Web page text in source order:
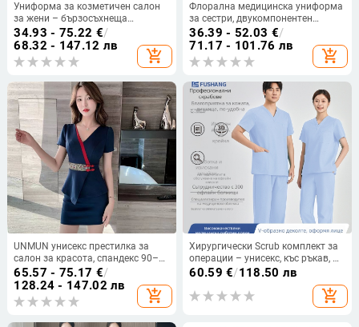
Униформа за козметичен салон
за жени – бързосъхнеща
материя, полиестер със спандекс,
къс ръкав, кръгла яка, панталони
34.93 - 75.22 €/
68.32 - 147.12 лв
add_shopping_cart
Флорална медицинска униформа
за сестри, двукомпонентен
комплект с дълъг ръкав, V-neck
деколте и еластични панталони,
влагоотводяща материя
полиестер/памук, подходяща за
36.39 - 52.03 €/
71.17 - 101.76 лв
add_shopping_cart
UNMUN унисекс престилка за
салон за красота, спандекс 90–
95%, антизамърсяваща и
дезинфекционна, пролет 2025
65.57 - 75.17 €/
128.24 - 147.02 лв
add_shopping_cart
Хирургически Scrub комплект за
операции – унисекс, къс ръкав, V-
образно деколте, 95% полиестер,
устойчив на киселини и основи,
цял комплект
60.59 €/118.50 лв
add_shopping_cart